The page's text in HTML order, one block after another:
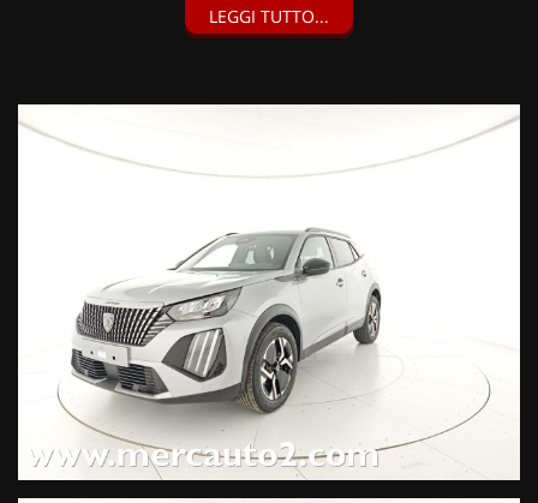
Kit riparazione pneumatici (Compressore da 12 V) (20 EUR),
LEGGI TUTTO...